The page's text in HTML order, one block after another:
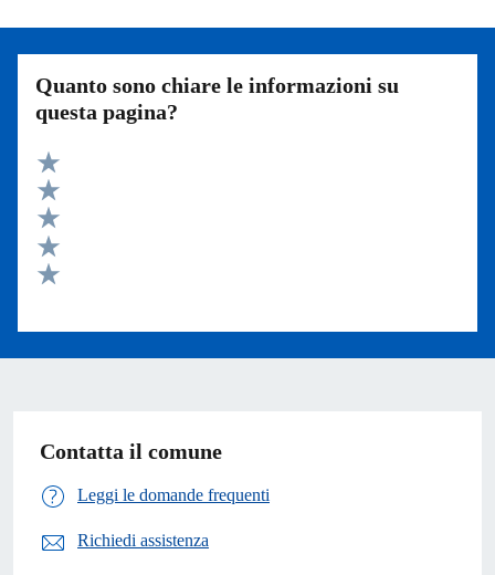
Quanto sono chiare le informazioni su
questa pagina?
Valuta 5 stelle su 5
Valuta 4 stelle su 5
Valuta 3 stelle su 5
Valuta 2 stelle su 5
Contatta il comune
Leggi le domande frequenti
Richiedi assistenza